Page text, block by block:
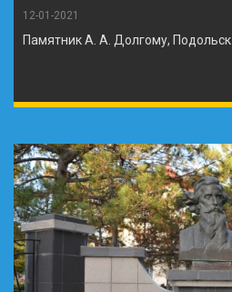
12-01-2021
Памятник А. А. Долгому, Подольск